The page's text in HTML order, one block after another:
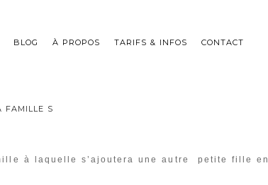
BLOG À PROPOS TARIFS & INFOS CONTACT
FAMILLE S
à laquelle s’ajoutera une autre petite fille en